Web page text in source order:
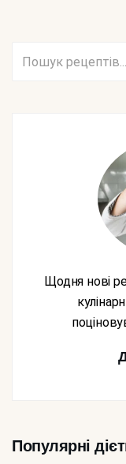
Щодня нові рецепти від домашніх господинь,
Популярні